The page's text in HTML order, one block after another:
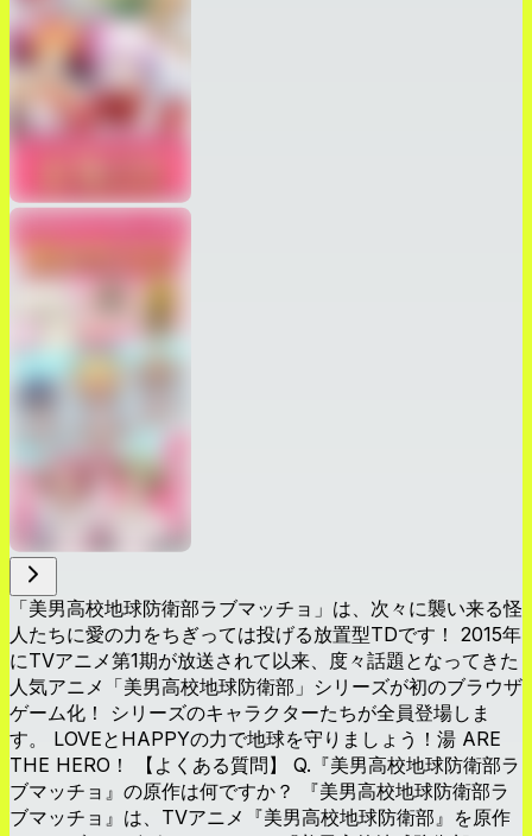
「美男高校地球防衛部ラブマッチョ」は、次々に襲い来る怪
人たちに愛の力をちぎっては投げる放置型TDです！ 2015年
にTVアニメ第1期が放送されて以来、度々話題となってきた
人気アニメ「美男高校地球防衛部」シリーズが初のブラウザ
ゲーム化！ シリーズのキャラクターたちが全員登場しま
す。 LOVEとHAPPYの力で地球を守りましょう！湯 ARE
THE HERO！ 【よくある質問】 Q.『美男高校地球防衛部ラ
ブマッチョ』の原作は何ですか？ 『美男高校地球防衛部ラ
ブマッチョ』は、TVアニメ『美男高校地球防衛部』を原作